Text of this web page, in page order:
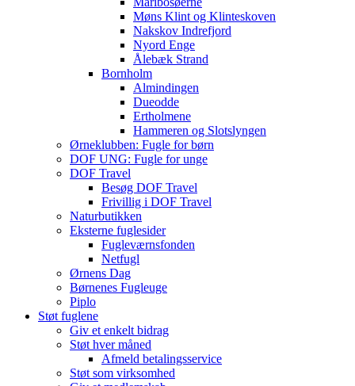
Møns Klint og Klinteskoven
Nakskov Indrefjord
Nyord Enge
Ålebæk Strand
Bornholm
Almindingen
Dueodde
Ertholmene
Hammeren og Slotslyngen
Ørneklubben: Fugle for børn
DOF UNG: Fugle for unge
DOF Travel
Besøg DOF Travel
Frivillig i DOF Travel
Naturbutikken
Eksterne fuglesider
Fugleværnsfonden
Netfugl
Ørnens Dag
Børnenes Fugleuge
Piplo
Støt fuglene
Giv et enkelt bidrag
Støt hver måned
Afmeld betalingsservice
Støt som virksomhed